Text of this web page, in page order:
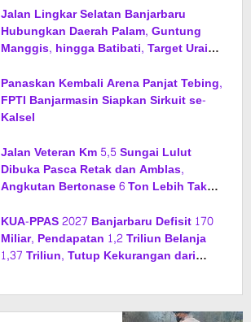
Jalan Lingkar Selatan Banjarbaru
Hubungkan Daerah Palam, Guntung
Manggis, hingga Batibati, Target Urai
Panaskan Kembali Arena Panjat Tebing,
FPTI Banjarmasin Siapkan Sirkuit se-
Kalsel
Jalan Veteran Km 5,5 Sungai Lulut
Dibuka Pasca Retak dan Amblas,
Angkutan Bertonase 6 Ton Lebih Tak
KUA-PPAS 2027 Banjarbaru Defisit 170
Miliar, Pendapatan 1,2 Triliun Belanja
1,37 Triliun, Tutup Kekurangan dari